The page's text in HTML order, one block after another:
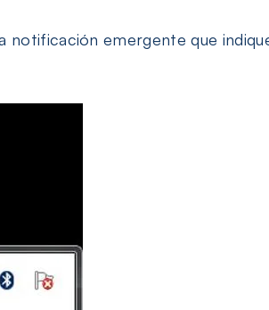
notificación emergente que